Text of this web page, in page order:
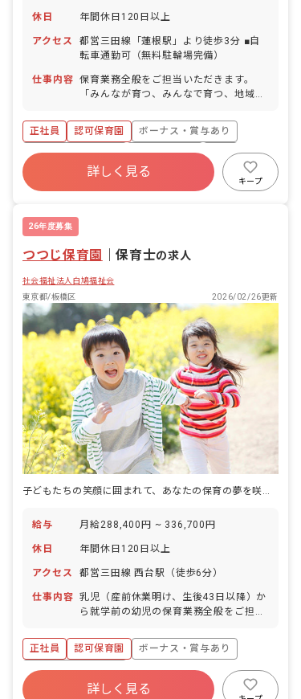
休日 年間休日120日以上
アクセス
都営三田線「蓮根駅」より徒歩3分 ■自
転車通勤可（無料駐輪場完備）
仕事内容 保育業務全般をご担当いただきます。
「みんなが育つ、みんなで育つ、地域で
の個性を大切にし、一人ひとりの発達の
道筋に沿った保育を目指しています。
正社員 認可保育園
ボーナス・賞与あり
年間休日120日以上
社会保険完備
昇給昇進あり
産休育休制度
詳しく見る
キープ
26年度募集
つつじ保育園 ｜保育士の求人
社会福祉法人白鳩福祉会
東京都/板橋区
2026/02/26更新
子どもたちの笑顔に囲まれて、あなたの保育の夢を咲かせませんか？
給与 月給288,400円 ~ 336,700円
休日 年間休日120日以上
アクセス 都営三田線 西台駅（徒歩6分）
仕事内容 乳児（産前休業明け、生後43日以降）か
ら就学前の幼児の保育業務全般をご担当
着いた雰囲気の保育園です。 ・0~5歳児
のクラス担任業務 経験の有無は問いませ
ん。 ■園児年齢層：0～5歳児
正社員 認可保育園
ボーナス・賞与あり
年間休日120日以上
寮・住宅・家賃補助あり
社会保険完備
詳しく見る